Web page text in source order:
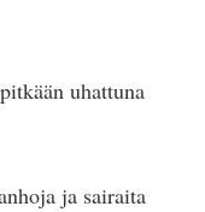
uhattuna
ja sairaita